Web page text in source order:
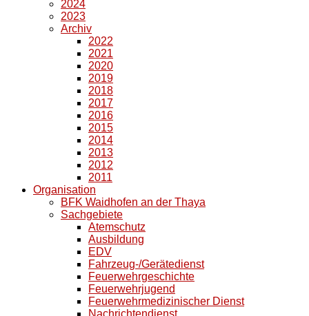
2024
2023
Archiv
2022
2021
2020
2019
2018
2017
2016
2015
2014
2013
2012
2011
Organisation
BFK Waidhofen an der Thaya
Sachgebiete
Atemschutz
Ausbildung
EDV
Fahrzeug-/Gerätedienst
Feuerwehrgeschichte
Feuerwehrjugend
Feuerwehrmedizinischer Dienst
Nachrichtendienst